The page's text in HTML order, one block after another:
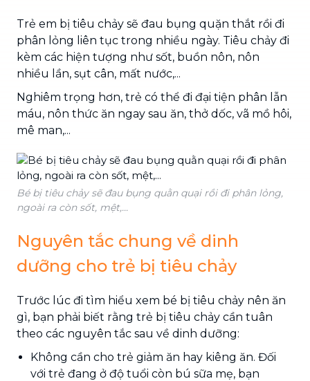
Trẻ em bị tiêu chảy sẽ đau bụng quặn thắt rồi đi
phân lỏng liên tục trong nhiều ngày. Tiêu chảy đi
kèm các hiện tượng như sốt, buồn nôn, nôn
nhiều lần, sụt cân, mất nước,...
Nghiêm trọng hơn, trẻ có thể đi đại tiện phân lẫn
máu, nôn thức ăn ngay sau ăn, thở dốc, vã mồ hôi,
mê man,...
Bé bị tiêu chảy sẽ đau bụng quằn quại rồi đi phân lỏng,
ngoài ra còn sốt, mệt,...
Nguyên tắc chung về dinh
dưỡng cho trẻ bị tiêu chảy
Trước lúc đi tìm hiểu xem bé bị tiêu chảy nên ăn
gì, bạn phải biết rằng trẻ bị tiêu chảy cần tuân
theo các nguyên tắc sau về dinh dưỡng:
Không cần cho trẻ giảm ăn hay kiêng ăn. Đối
với trẻ đang ở độ tuổi còn bú sữa mẹ, bạn